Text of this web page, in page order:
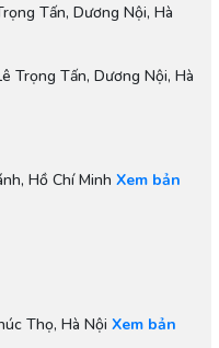
Tấn, Dương Nội, Hà
Trọng Tấn, Dương Nội, Hà
Hồ Chí Minh Xem bản
Thọ, Hà Nội Xem bản